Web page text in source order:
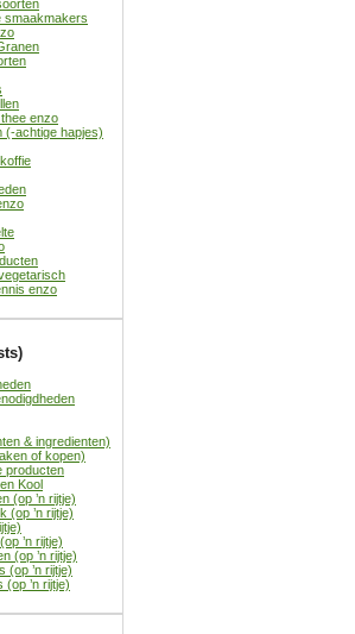
smaakmakers
enzo
(-achtige hapjes)
enzo
& ingredienten)
of kopen)
producten
Kool
(op ’n rijtje)
(op ’n rijtje)
’n rijtje)
(op ’n rijtje)
(op ’n rijtje)
(op ’n rijtje)